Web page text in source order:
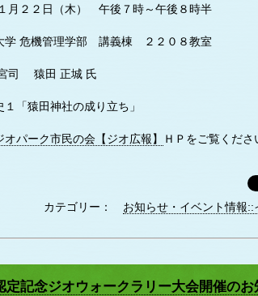
月２２日（木） 午後７時～午後８時半
学 危機管理学部 講義棟 ２２０８教室
司 猿田 正城 氏
「猿田神社の成り立ち」
オパーク市民の会【ジオ広報】 ＨＰをご覧くだ
カテゴリー： お知らせ・イベント情報::
定記念ジオウォークラリー大会開催のお